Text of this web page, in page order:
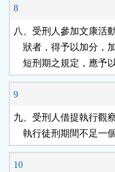
8
八、受刑人參加文康活
狀者，得予以加分
短刑期之規定，應予
9
九、受刑人借提執行觀
執行徒刑期間不足一
10